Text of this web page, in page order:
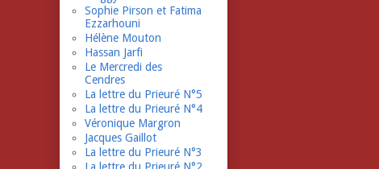
Sophie Pirson et Fatima
Ezzarhouni
Hélène Mouton
Hassan Jarfi
Le Mercredi des
Cendres
La lettre du Prieuré N°5
La lettre du Prieuré N°4
Véronique Margron
Jacques Gaillot
La lettre du Prieuré N°3